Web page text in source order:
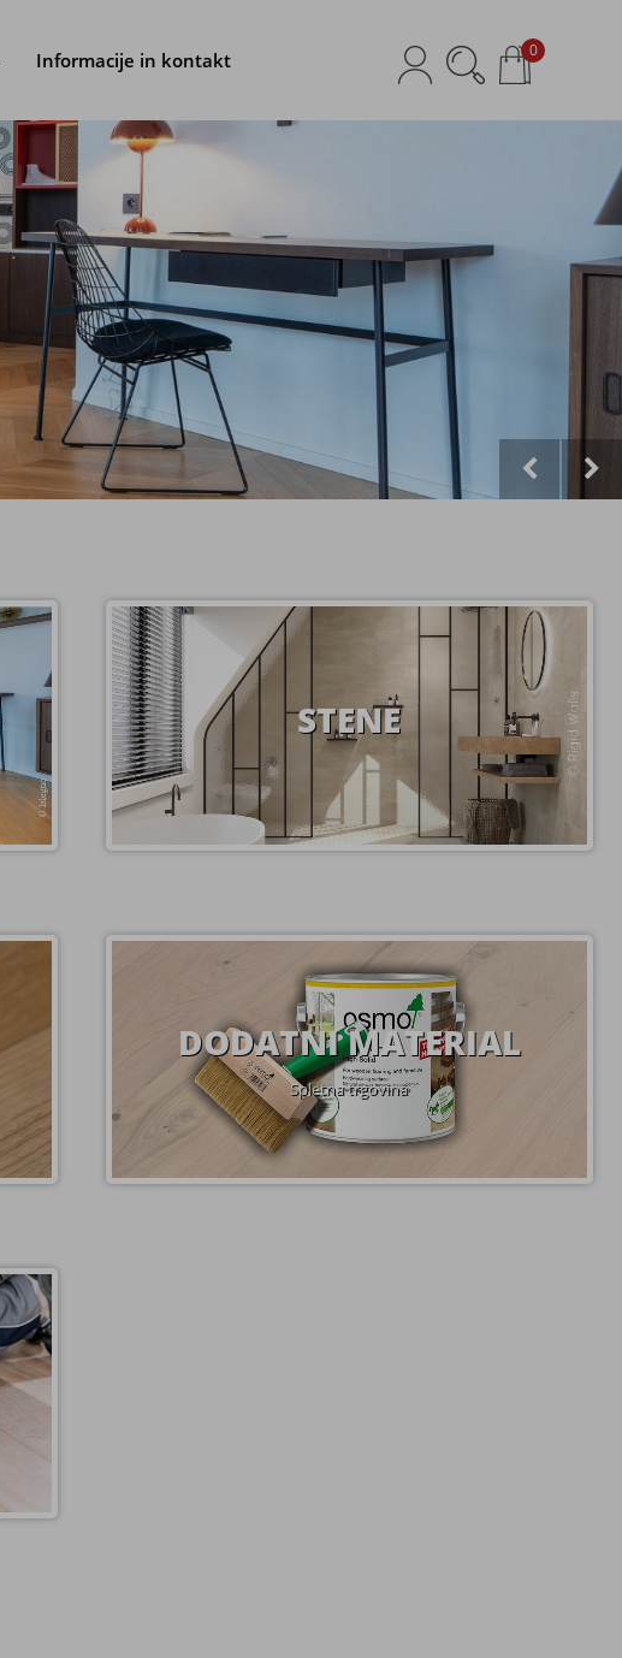
Informacije in kontakt 0
STENE
DODATNI MATERIAL
Spletna trgovina